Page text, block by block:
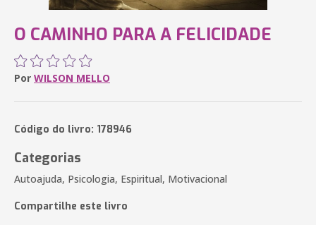
O CAMINHO PARA A FELICIDADE
Por WILSON MELLO
Código do livro: 178946
Categorias
Autoajuda, Psicologia, Espiritual, Motivacional
Compartilhe este livro